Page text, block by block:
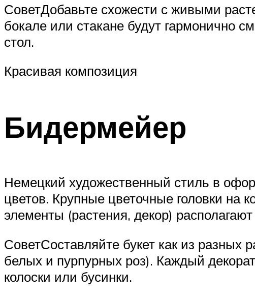
СоветДобавьте схожести с живыми
бокале или стакане будут гармонично
стол.
Красивая композиция
Бидермейер
Немецкий художественный стиль в
цветов. Крупные цветочные головки на
элементы (растения, декор)
СоветСоставляйте букет как из разных
белых и пурпурных роз). Каждый
колоски или бусинки.